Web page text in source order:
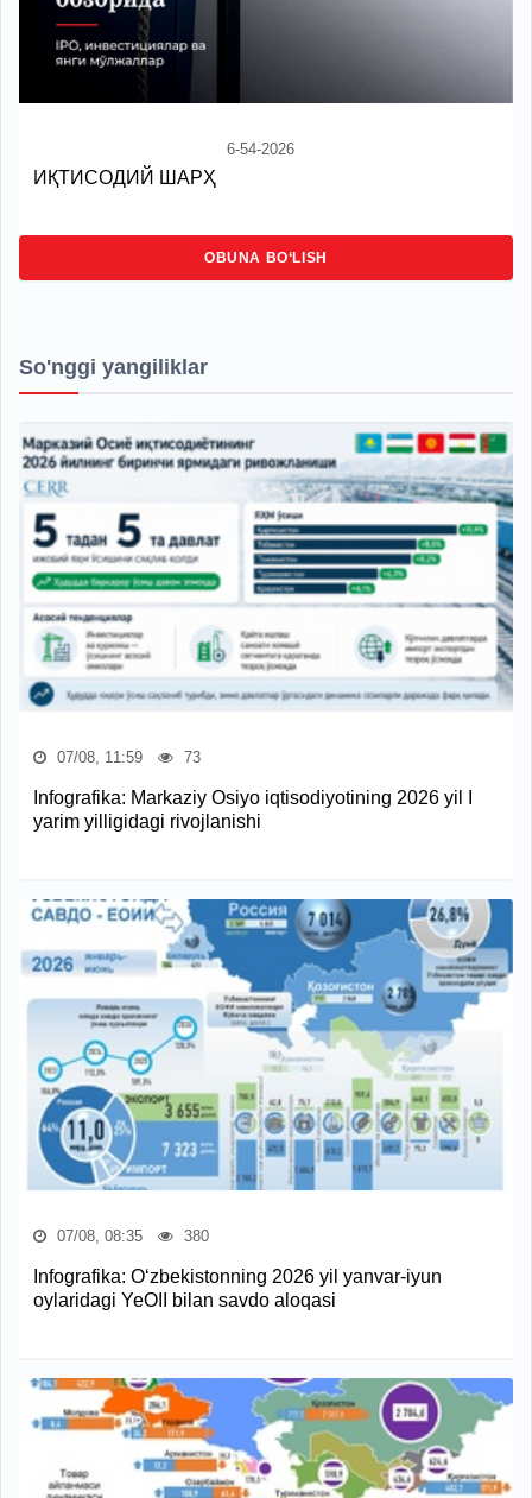
6-54-2026
ИҚТИСОДИЙ ШАРҲ
OBUNA BO‘LISH
So'nggi yangiliklar
07/08, 11:59 73
Infografika: Markaziy Osiyo iqtisodiyotining 2026 yil I
yarim yilligidagi rivojlanishi
07/08, 08:35 380
Infografika: O‘zbekistonning 2026 yil yanvar-iyun
oylaridagi YeOII bilan savdo aloqasi